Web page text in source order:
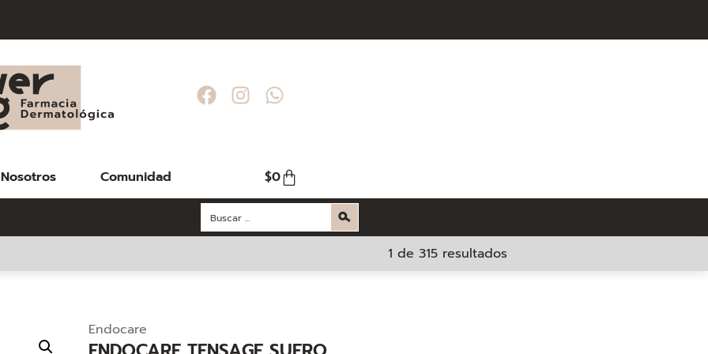
COMPRAS
COMPRAS
COMPRAS
Nosotros Comunidad $0
1 de 315 resultados
Endocare